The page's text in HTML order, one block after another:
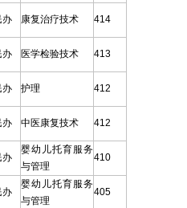
办 康复治疗技术 414
办 医学检验技术 413
办 护理 412
办 中医康复技术 412
办
婴幼儿托育服务
与管理
410
办
婴幼儿托育服务
与管理
405